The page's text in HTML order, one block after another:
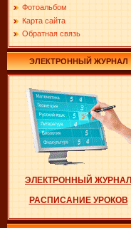
Фотоальбом
Карта сайта
Обратная связь
ЭЛЕКТРОННЫЙ ЖУРНАЛ
ЭЛЕКТРОННЫЙ ЖУРНАЛ
РАСПИСАНИЕ УРОКОВ